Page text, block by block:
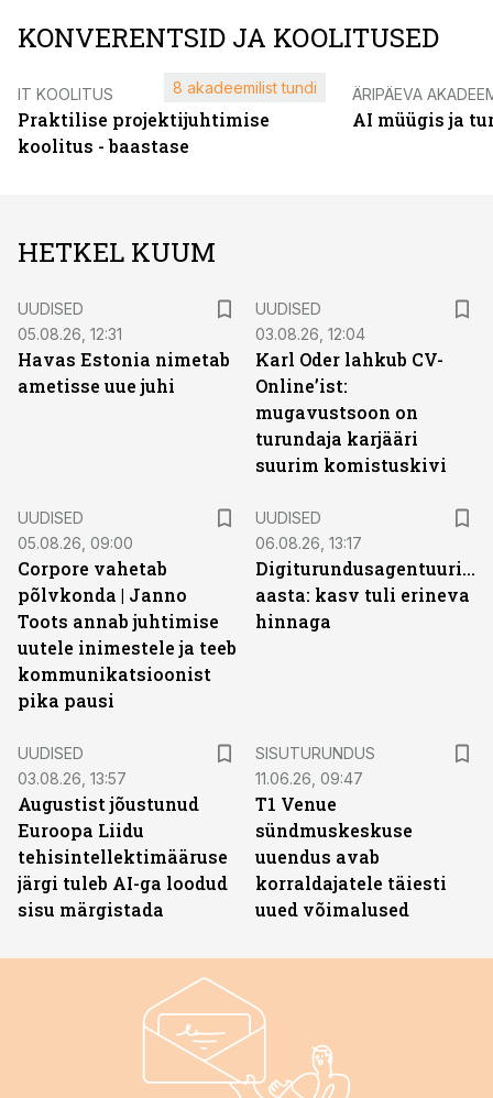
KONVERENTSID JA KOOLITUSED
IT KOOLITUS
Praktilise projektijuhtimise
koolitus - baastase
8 akadeemilist tundi ÄRIPÄEVA
AI müügis ja
HETKEL KUUM
UUDISED
05.08.26, 12:31
Havas Estonia nimetab
ametisse uue juhi
UUDISED
03.08.26, 12:04
Karl Oder lahkub CV-
Online’ist:
mugavustsoon on
turundaja karjääri
suurim komistuskivi
UUDISED
05.08.26, 09:00
Corpore vahetab
põlvkonda | Janno
Toots annab juhtimise
uutele inimestele ja teeb
kommunikatsioonist
pika pausi
UUDISED
06.08.26, 13:17
Digiturundusagentuuride
aasta: kasv tuli erineva
hinnaga
UUDISED
03.08.26, 13:57
Augustist jõustunud
Euroopa Liidu
tehisintellektimääruse
järgi tuleb AI-ga loodud
sisu märgistada
SISUTURUNDUS
11.06.26, 09:47
T1 Venue
sündmuskeskuse
uuendus avab
korraldajatele täiesti
uued võimalused